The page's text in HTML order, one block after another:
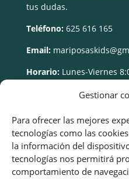
Gestionar
Para ofrecer las mejores
tecnologías como las
la información del
tecnologías nos permitirá
comportamiento de
tus dudas.
Teléfono: 625 616 165
Email:
Horario: Lunes-Viernes